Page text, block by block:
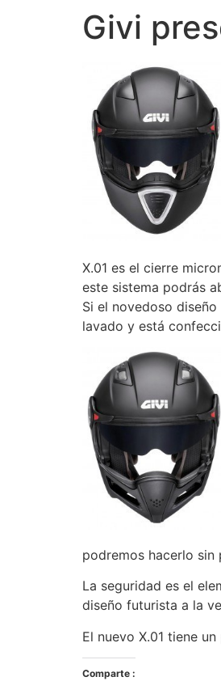
Givi
X.01 es el cierre
este sistema podrás
Si el novedoso
lavado y está
podremos hacerlo
La seguridad es el
diseño futurista a la
El nuevo X.01 tiene
Comparte :